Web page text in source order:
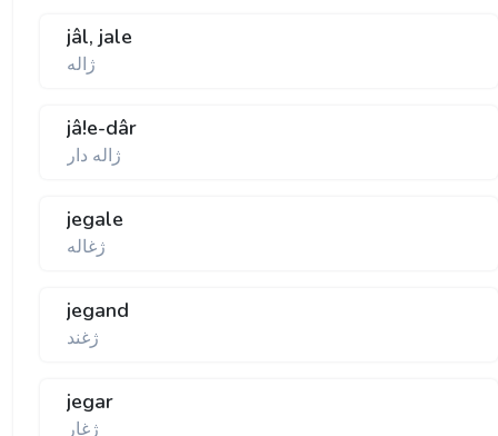
jâl, jale
ژاله
jâ!e-dâr
ژاله دار
jegale
ژغاله
jegand
ژغند
jegar
ژغار